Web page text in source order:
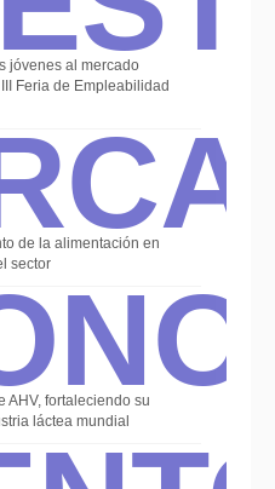
jóvenes al mercado
Feria de Empleabilidad
de la alimentación en
sector
AHV, fortaleciendo su
láctea mundial